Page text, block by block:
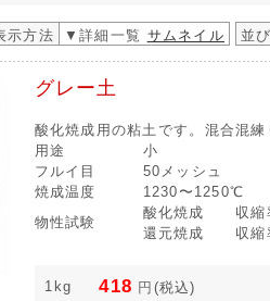
示方法 ▼詳細一覧 サムネイル 並
グレー土
酸化焼成用の粘土です。混合混練
用途
小
フルイ目
50メッシュ
焼成温度
1230〜1250℃
物性試験
酸化焼成 収縮
還元焼成 収縮
1kg 418 円 (税込)